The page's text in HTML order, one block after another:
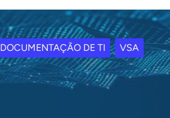
DOCUMENTAÇÃO DE TI VSA